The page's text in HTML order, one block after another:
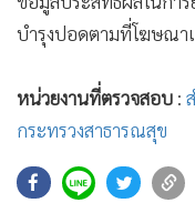
บำรุงปอดตามที่โฆษณา
หน่วยงานที่ตรวจสอบ :
กระทรวงสาธารณสุข